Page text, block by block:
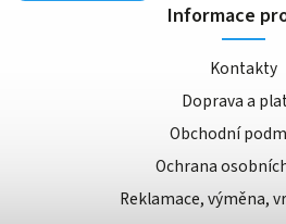
Informace
Kontakty
Doprava a
Obchodní
Ochrana
Reklamace, výměna,